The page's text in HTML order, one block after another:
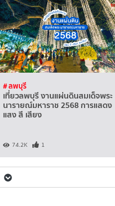
# ลพบุรี
เที่ยวลพบุรี งานแผ่นดินสมเด็จพระ
นารายณ์มหาราช 2568 การแสดง
แสง สี เสียง
74.2K 1